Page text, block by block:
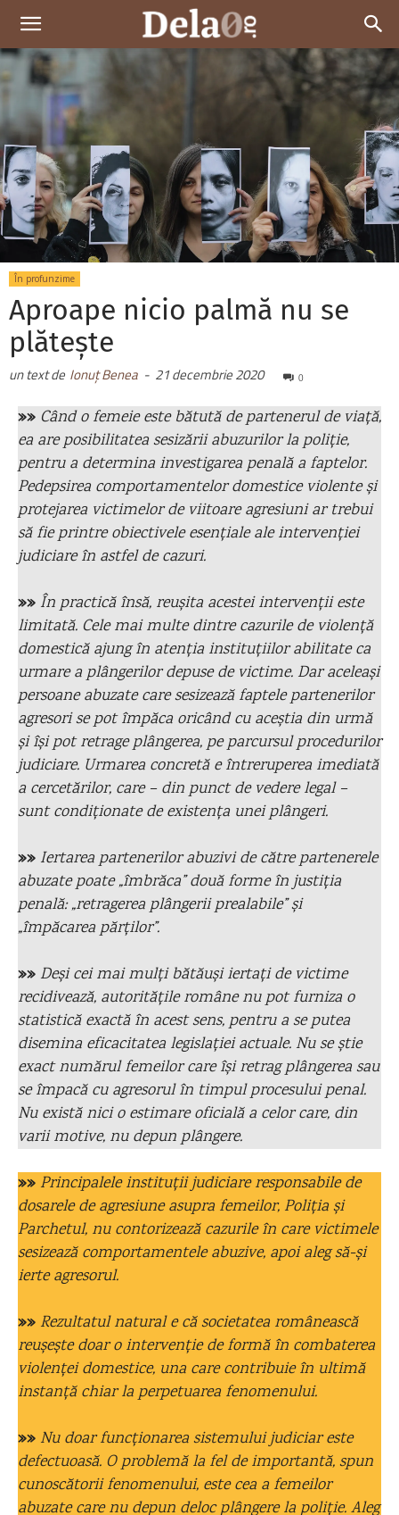
Dela0
În profunzime
Aproape nicio palmă nu se
plătește
un text de Ionuț Benea - 21 decembrie 2020 0
»» Când o femeie este bătută de partenerul de viață,
ea are posibilitatea sesizării abuzurilor la poliție,
pentru a determina investigarea penală a faptelor.
Pedepsirea comportamentelor domestice violente și
protejarea victimelor de viitoare agresiuni ar trebui
să fie printre obiectivele esențiale ale intervenției
judiciare în astfel de cazuri.
»» În practică însă, reușita acestei intervenții este
limitată. Cele mai multe dintre cazurile de violență
domestică ajung în atenția instituțiilor abilitate ca
urmare a plângerilor depuse de victime. Dar aceleași
persoane abuzate care sesizează faptele partenerilor
agresori se pot împăca oricând cu aceștia din urmă
și își pot retrage plângerea, pe parcursul procedurilor
judiciare. Urmarea concretă e întreruperea imediată
a cercetărilor, care – din punct de vedere legal –
sunt condiționate de existența unei plângeri.
»» Iertarea partenerilor abuzivi de către partenerele
abuzate poate „îmbrăca” două forme în justiția
penală: „retragerea plângerii prealabile” și
„împăcarea părților”.
»» Deși cei mai mulți bătăuși iertați de victime
recidivează, autoritățile române nu pot furniza o
statistică exactă în acest sens, pentru a se putea
disemina eficacitatea legislației actuale. Nu se știe
exact numărul femeilor care își retrag plângerea sau
se împacă cu agresorul în timpul procesului penal.
Nu există nici o estimare oficială a celor care, din
varii motive, nu depun plângere.
»» Principalele instituții judiciare responsabile de
dosarele de agresiune asupra femeilor, Poliția și
Parchetul, nu contorizează cazurile în care victimele
sesizează comportamentele abuzive, apoi aleg să-și
ierte agresorul.
»» Rezultatul natural e că societatea românească
reușește doar o intervenție de formă în combaterea
violenței domestice, una care contribuie în ultimă
instanță chiar la perpetuarea fenomenului.
»» Nu doar funcționarea sistemului judiciar este
defectuoasă. O problemă la fel de importantă, spun
cunoscătorii fenomenului, este cea a femeilor
abuzate care nu depun deloc plângere la poliție. Aleg